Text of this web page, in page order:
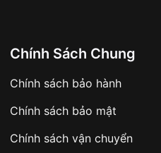
Chính Sách Chung
Chính sách bảo hành
Chính sách bảo mật
Chính sách vận chuyển